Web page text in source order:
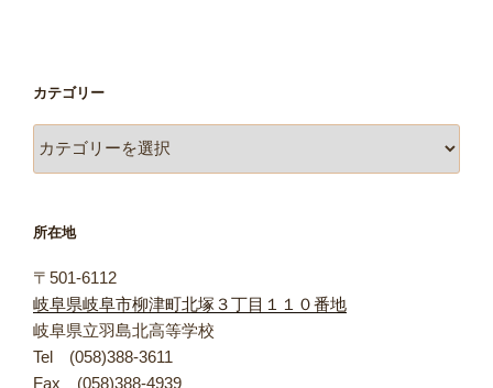
カテゴリー
テ
ー
所在地
〒501-6112
岐阜県岐阜市柳津町北塚３丁目１１０番地
岐阜県立羽島北高等学校
Tel (058)388-3611
Fax (058)388-4939